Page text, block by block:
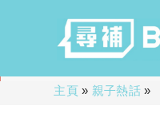
主頁» 親子熱話»